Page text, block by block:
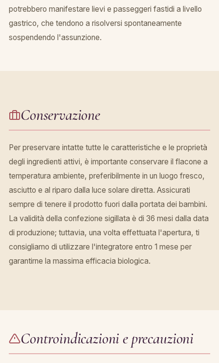
potrebbero manifestare lievi e passeggeri fastidi a livello
gastrico, che tendono a risolversi spontaneamente
sospendendo l'assunzione.
Conservazione
Per preservare intatte tutte le caratteristiche e le proprietà
degli ingredienti attivi, è importante conservare il flacone a
temperatura ambiente, preferibilmente in un luogo fresco,
asciutto e al riparo dalla luce solare diretta. Assicurati
sempre di tenere il prodotto fuori dalla portata dei bambini.
La validità della confezione sigillata è di 36 mesi dalla data
di produzione; tuttavia, una volta effettuata l'apertura, ti
consigliamo di utilizzare l'integratore entro 1 mese per
garantirne la massima efficacia biologica.
Controindicazioni e precauzioni